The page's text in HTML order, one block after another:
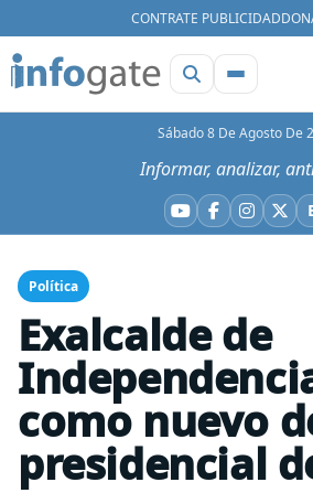
CONTRATE PUBLICIDAD
Sábado 8 De Agosto De
Informar, analizar,
YouTube
Facebook
X
Política
Exalcalde de
como nuevo
presidencial